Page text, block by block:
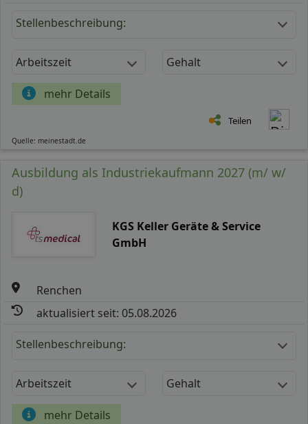
Stellenbeschreibung:
Arbeitszeit Gehalt
mehr Details
Teilen
Quelle: meinestadt.de
Ausbildung als Industriekaufmann 2027 (m/ w/
d)
KGS Keller Geräte & Service
GmbH
Renchen
aktualisiert seit: 05.08.2026
Stellenbeschreibung:
Arbeitszeit Gehalt
mehr Details